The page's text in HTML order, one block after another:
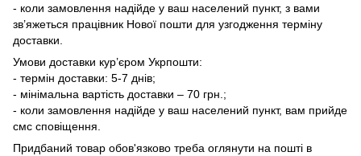
- коли замовлення надійде у ваш населений пункт, з вами
зв’яжеться працівник Нової пошти для узгодження терміну
доставки.
Умови доставки кур’єром Укрпошти:
- термін доставки: 5-7 днів;
- мінімальна вартість доставки – 70 грн.;
- коли замовлення надійде у ваш населений пункт, вам прийде
смс сповіщення.
Придбаний товар обов'язково треба оглянути на пошті в